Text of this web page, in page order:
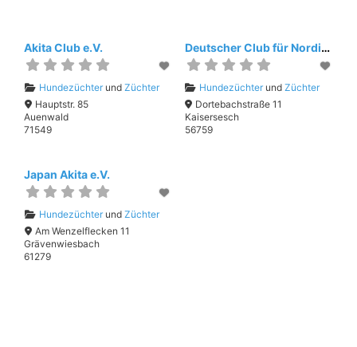
Akita Club e.V.
Hundezüchterund Züchter
Hauptstr. 85
Auenwald
71549
Deutscher Club für Nordische Hunde e.V.
Hundezüchter undZüchter
Dortebachstraße 11
Kaisersesch
56759
Japan Akita e.V.
Hundezüchterund Züchter
Am Wenzelflecken 11
Grävenwiesbach
61279